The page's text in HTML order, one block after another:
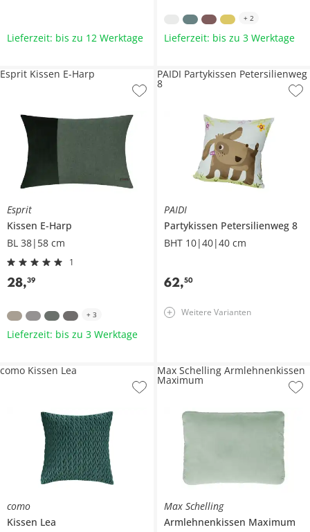
Lieferzeit: bis zu 12 Werktage
+ 2
Lieferzeit: bis zu 3 Werktage
Esprit
Kissen E-Harp
BL 38|58 cm
1
28,39
Esprit Kissen E-Harp
+ 3
Lieferzeit: bis zu 3 Werktage
PAIDI
Partykissen Petersilienweg 8
BHT 10|40|40 cm
62,50
PAIDI Partykissen Petersilienweg
8
Weitere Varianten
como
Kissen Lea
como Kissen Lea
Max Schelling
Armlehnenkissen Maximum
Max Schelling Armlehnenkissen
Maximum